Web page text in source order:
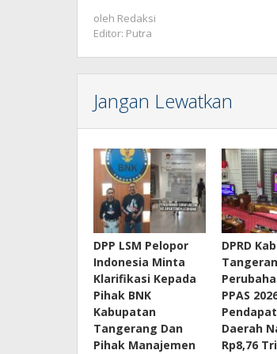
oleh Redaksi
Editor: Putra
Jangan Lewatkan
DPP LSM Pelopor
Indonesia Minta
Klarifikasi Kepada
Pihak BNK
Kabupatan
Tangerang Dan
Pihak Manajemen
DPRD
PPAS
Daerah
Rp8,76